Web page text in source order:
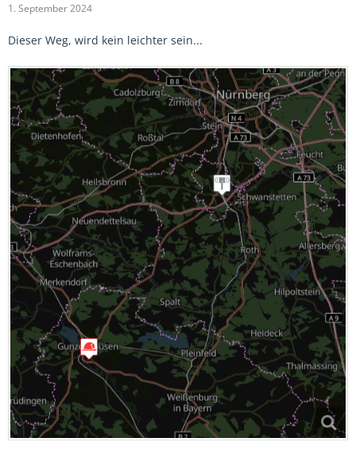
1. September 2024
Dieser Weg, wird kein leichter sein...